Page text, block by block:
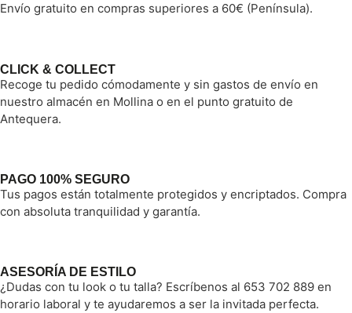
Envío gratuito en compras superiores a 60€ (Península).
CLICK & COLLECT
Recoge tu pedido cómodamente y sin gastos de envío en
nuestro almacén en Mollina o en el punto gratuito de
Antequera.
PAGO 100% SEGURO
Tus pagos están totalmente protegidos y encriptados. Compra
con absoluta tranquilidad y garantía.
ASESORÍA DE ESTILO
¿Dudas con tu look o tu talla? Escríbenos al 653 702 889 en
horario laboral y te ayudaremos a ser la invitada perfecta.